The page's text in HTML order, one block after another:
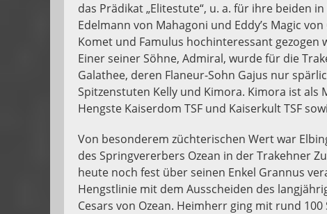
das Prädikat „Elitestute“, u. a. für ihre beiden
Edelmann von Mahagoni und Eddy’s Magic
Komet und Famulus hochinteressant
Einer seiner Söhne, Admiral, wurde für die
Galathee, deren Flaneur-Sohn Gajus nur
Spitzenstuten Kelly und Kimora. Kimora ist
Hengste Kaiserdom TSF und Kaiserkult TSF
Von besonderem züchterischen Wert war
des Springvererbers Ozean in der Trakehner
heute noch fest über seinen Enkel Grannus
Hengstlinie mit dem Ausscheiden des
Cesars von Ozean. Heimherr ging mit rund